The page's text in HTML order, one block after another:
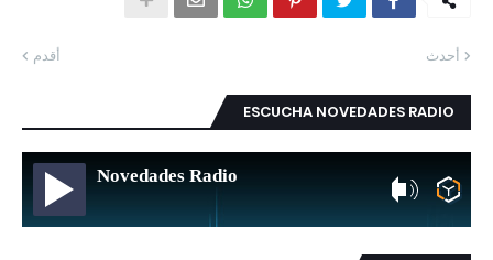
أحدث أقدم
ESCUCHA NOVEDADES RADIO
Novedades Radio